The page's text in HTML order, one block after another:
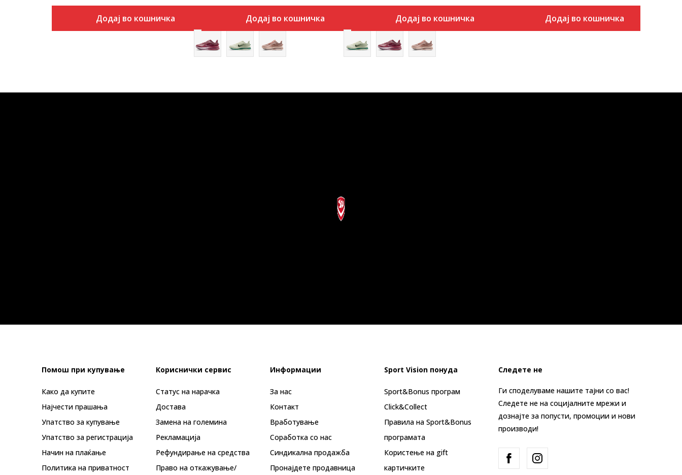
Додај во кошничка Додај во кошничка Додај во кошничка Додај во кошничка
Помош при купување
Како да купите
Најчести прашања
Упатство за купување
Упатство за регистрација
Начин на плаќање
Политика на приватност
Кориснички сервис
Статус на нарачка
Достава
Замена на големина
Рекламациja
Рефундирање на средства
Право на откажување/
Информации
За нас
Контакт
Вработување
Соработка со нас
Синдикална продажба
Пронајдете продавница
Sport Vision понуда
Sport&Bonus програм
Click&Collect
Правила на Sport&Bonus
програмата
Користење на gift
картичките
Следете не
Ги споделуваме нашите тајни со вас!
Следете не на социјалните мрежи и
дознајте за попусти, промоции и нови
производи!